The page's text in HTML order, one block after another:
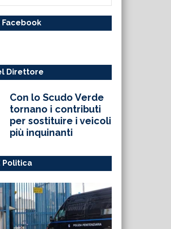
Facebook
Direttore
Con lo Scudo Verde
tornano i contributi
per sostituire i veicoli
più inquinanti
Politica